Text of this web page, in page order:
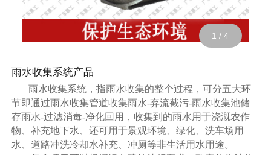
1 /4
雨水收集系统产品
雨水收集系统，指雨水收集的整个过程，可分五大环
节即通过雨水收集管道收集雨水-弃流截污-雨水收集池储
存雨水-过滤消毒-净化回用，收集到的雨水用于浇溉农作
物、补充地下水、还可用于景观环境、绿化、洗车场用
水、道路冲洗冷却水补充、冲厕等非生活用水用途。